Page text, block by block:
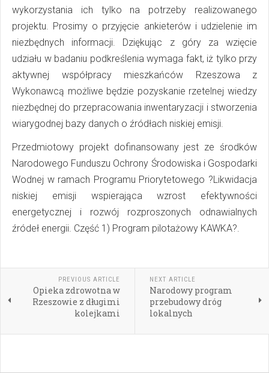
wykorzystania ich tylko na potrzeby realizowanego
projektu. Prosimy o przyjęcie ankieterów i udzielenie im
niezbędnych informacji. Dziękując z góry za wzięcie
udziału w badaniu podkreślenia wymaga fakt, iż tylko przy
aktywnej współpracy mieszkańców Rzeszowa z
Wykonawcą możliwe będzie pozyskanie rzetelnej wiedzy
niezbędnej do przepracowania inwentaryzacji i stworzenia
wiarygodnej bazy danych o źródłach niskiej emisji.
Przedmiotowy projekt dofinansowany jest ze środków
Narodowego Funduszu Ochrony Środowiska i Gospodarki
Wodnej w ramach Programu Priorytetowego ?Likwidacja
niskiej emisji wspierająca wzrost efektywności
energetycznej i rozwój rozproszonych odnawialnych
źródeł energii. Część 1) Program pilotażowy KAWKA?.
PREVIOUS ARTICLE
Opieka zdrowotna w
Rzeszowie z długimi
kolejkami
NEXT ARTICLE
Narodowy program
przebudowy dróg
lokalnych